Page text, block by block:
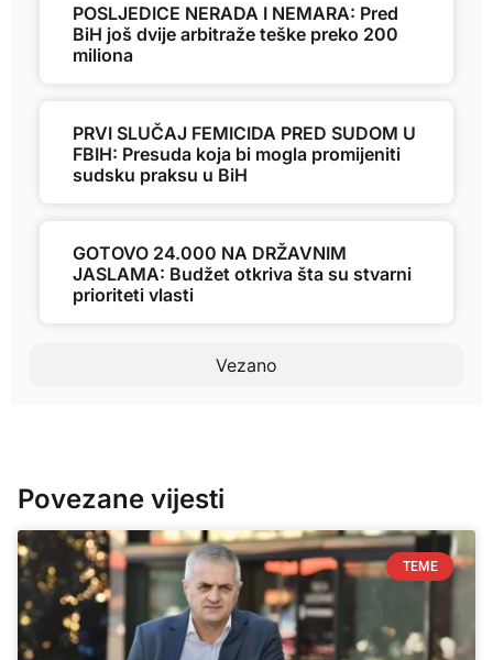
Vezano
POSLJEDICE NERADA I NEMARA: Pred
BiH još dvije arbitraže teške preko 200
miliona
PRVI SLUČAJ FEMICIDA PRED SUDOM U
FBIH: Presuda koja bi mogla promijeniti
sudsku praksu u BiH
GOTOVO 24.000 NA DRŽAVNIM
JASLAMA: Budžet otkriva šta su stvarni
prioriteti vlasti
Povezane vijesti
TEME